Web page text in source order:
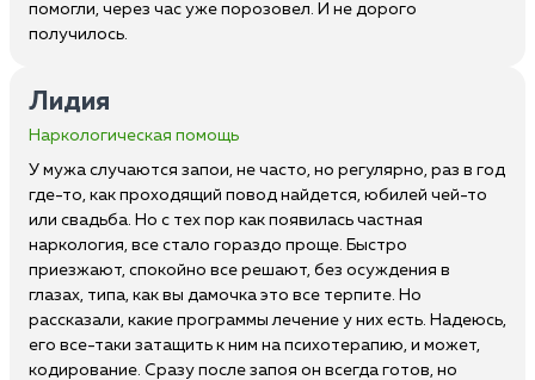
помогли, через час уже порозовел. И не дорого
получилось.
Лидия
Наркологическая помощь
У мужа случаются запои, не часто, но регулярно, раз в год
где-то, как проходящий повод найдется, юбилей чей-то
или свадьба. Но с тех пор как появилась частная
наркология, все стало гораздо проще. Быстро
приезжают, спокойно все решают, без осуждения в
глазах, типа, как вы дамочка это все терпите. Но
рассказали, какие программы лечение у них есть. Надеюсь,
его все-таки затащить к ним на психотерапию, и может,
кодирование. Сразу после запоя он всегда готов, но